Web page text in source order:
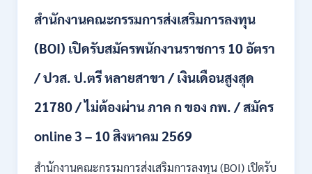
และ
ขึ้น
/
ต้อง
ภาค
สำนักงานคณะกรรมการส่งเสริมการลงทุน
(BOI) เปิดรับสมัครพนักงานราชการ 10 อัตรา
/ ปวส. ป.ตรี หลายสาขา / เงินเดือนสูงสุด
21780 / ไม่ต้องผ่าน ภาค ก ของ กพ. / สมัคร
online 3 – 10 สิงหาคม 2569
สำนักงานคณะกรรมการส่งเสริมการลงทุน (BOI) เปิดรับ